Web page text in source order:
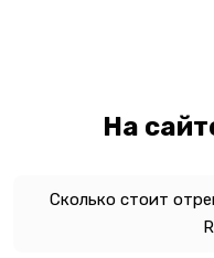
На
Сколько стоит